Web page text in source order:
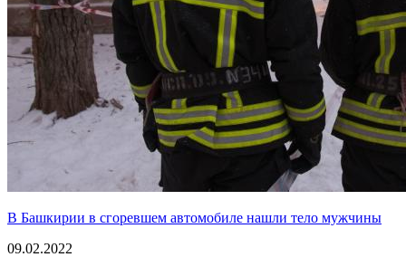
В Башкирии в сгоревшем автомобиле нашли тело мужчины
09.02.2022